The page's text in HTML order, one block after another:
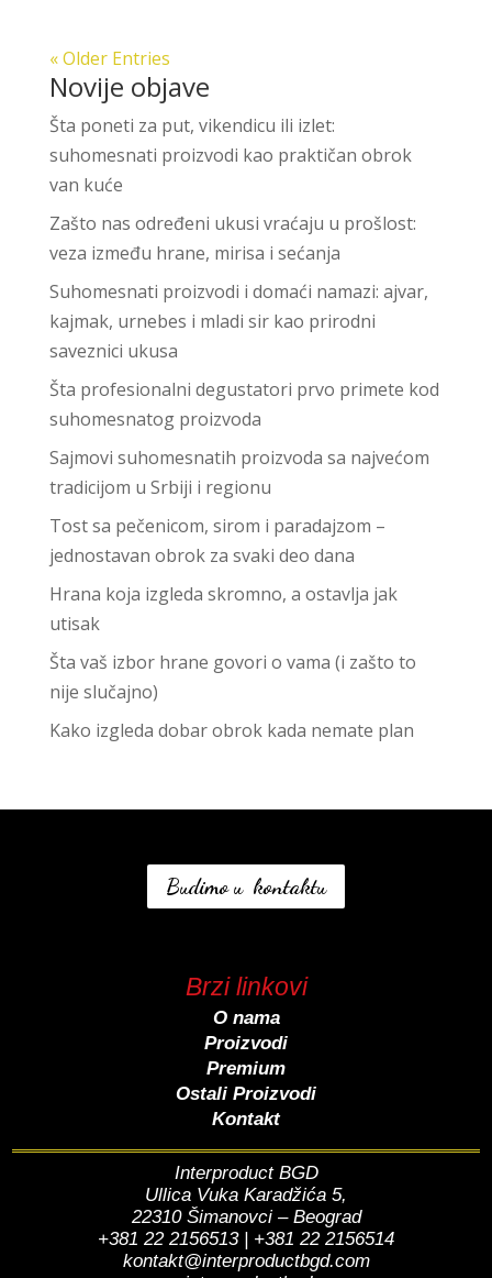
« Older Entries
Novije objave
Šta poneti za put, vikendicu ili izlet:
suhomesnati proizvodi kao praktičan obrok
van kuće
Zašto nas određeni ukusi vraćaju u prošlost:
veza između hrane, mirisa i sećanja
Suhomesnati proizvodi i domaći namazi: ajvar,
kajmak, urnebes i mladi sir kao prirodni
saveznici ukusa
Šta profesionalni degustatori prvo primete kod
suhomesnatog proizvoda
Sajmovi suhomesnatih proizvoda sa najvećom
tradicijom u Srbiji i regionu
Tost sa pečenicom, sirom i paradajzom –
jednostavan obrok za svaki deo dana
Hrana koja izgleda skromno, a ostavlja jak
utisak
Šta vaš izbor hrane govori o vama (i zašto to
nije slučajno)
Kako izgleda dobar obrok kada nemate plan
Budimo u kontaktu
Brzi linkovi
O nama
Proizvodi
Premium
Ostali Proizvodi
Kontakt
Interproduct BGD
Ullica Vuka Karadžića 5,
22310 Šimanovci – Beograd
+381 22 2156513 | +381 22 2156514
kontakt@interproductbgd.com